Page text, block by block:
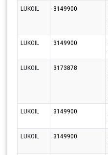
LUKOIL
3149900
LUKOIL 3149900
LUKOIL
3173878
LUKOIL 3149900
LUKOIL
3149900